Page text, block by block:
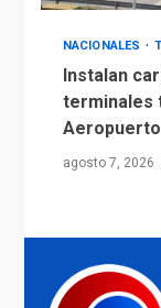
NACIONALES
Instalan
terminales
agosto 7, 2026